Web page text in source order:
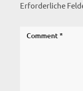
Erforderliche